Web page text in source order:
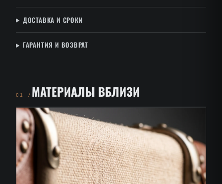
ДОСТАВКА И СРОКИ
ГАРАНТИЯ И ВОЗВРАТ
01 / МАТЕРИАЛЫ ВБЛИЗИ